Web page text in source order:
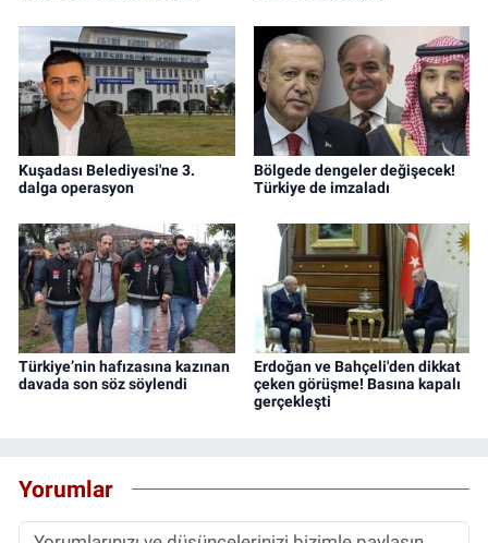
Kuşadası Belediyesi'ne 3.
dalga operasyon
Bölgede dengeler değişecek!
Türkiye de imzaladı
Türkiye’nin hafızasına kazınan
davada son söz söylendi
Erdoğan ve Bahçeli'den dikkat
çeken görüşme! Basına kapalı
gerçekleşti
Yorumlar